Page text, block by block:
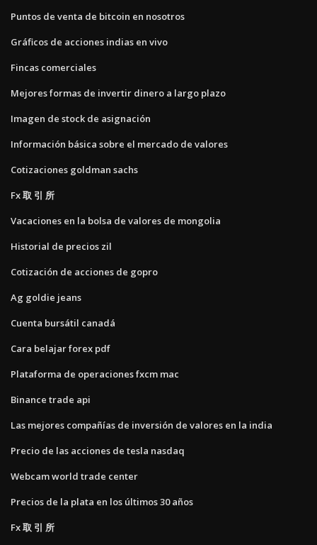
Puntos de venta de bitcoin en nosotros
Gráficos de acciones indias en vivo
Fincas comerciales
Mejores formas de invertir dinero a largo plazo
Imagen de stock de asignación
Información básica sobre el mercado de valores
Cotizaciones goldman sachs
Fx 取 引 所
Vacaciones en la bolsa de valores de mongolia
Historial de precios zil
Cotización de acciones de gopro
Ag goldie jeans
Cuenta bursátil canadá
Cara belajar forex pdf
Plataforma de operaciones fxcm mac
Binance trade api
Las mejores compañías de inversión de valores en la india
Precio de las acciones de tesla nasdaq
Webcam world trade center
Precios de la plata en los últimos 30 años
Fx 取 引 所